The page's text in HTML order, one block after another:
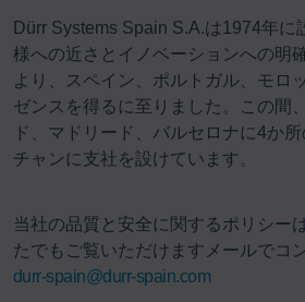
Dürr Systems Spain S.A.は1974年に
様への近さとイノベーションへの明
より、スペイン、ポルトガル、モロ
ゼンスを得るに至りました。この間
ド、マドリード、バルセロナに4か
チャンに支社を設けています。
当社の品質と安全に関するポリシー
たでもご覧いただけますメールでコ
durr-spain@durr-spain.com